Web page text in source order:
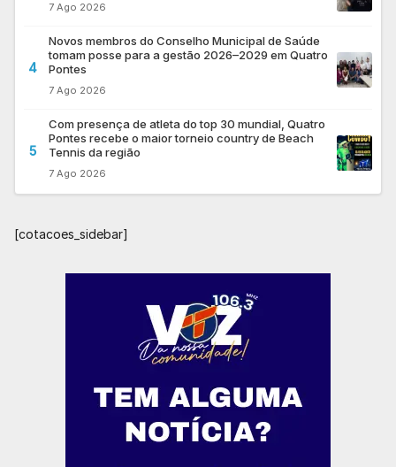
7 Ago 2026
4
Novos membros do Conselho Municipal de Saúde
tomam posse para a gestão 2026–2029 em Quatro
Pontes
7 Ago 2026
5
Com presença de atleta do top 30 mundial, Quatro
Pontes recebe o maior torneio country de Beach
Tennis da região
7 Ago 2026
[cotacoes_sidebar]